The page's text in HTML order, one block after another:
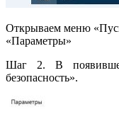
Открываем меню
«Параметры»
Шаг 2. В
безопасность».